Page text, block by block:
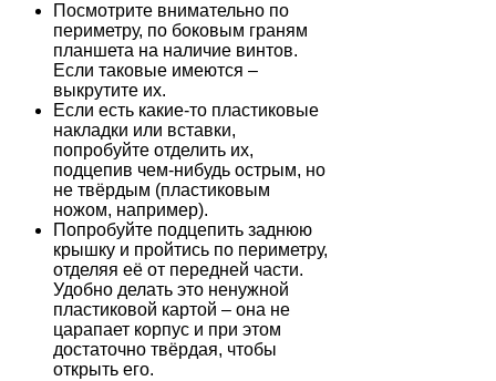
Посмотрите внимательно по
периметру, по боковым граням
планшета на наличие винтов.
Если таковые имеются –
выкрутите их.
Если есть какие-то пластиковые
накладки или вставки,
попробуйте отделить их,
подцепив чем-нибудь острым, но
не твёрдым (пластиковым
ножом, например).
Попробуйте подцепить заднюю
крышку и пройтись по периметру,
отделяя её от передней части.
Удобно делать это ненужной
пластиковой картой – она не
царапает корпус и при этом
достаточно твёрдая, чтобы
открыть его.